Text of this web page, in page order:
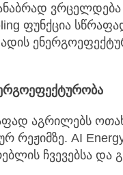
ვრცელდება
ფუნქცია
აგრილებს
რეჟიმზე. AI
ჩვევებსა და